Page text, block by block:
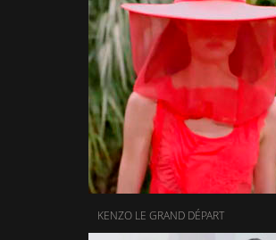
KENZO LE GRAND DÉPART